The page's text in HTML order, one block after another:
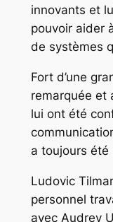
innovants et
pouvoir aider
de systèmes
Fort d’une
remarquée et
lui ont été
a toujours
Ludovic
personnel
avec Audrey